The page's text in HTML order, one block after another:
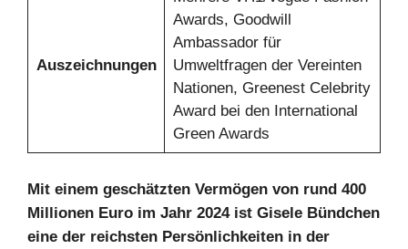
Auszeichnungen
Awards, Goodwill
Ambassador für
Umweltfragen der Vereinten
Nationen, Greenest Celebrity
Award bei den International
Green Awards
Mit einem geschätzten Vermögen von rund 400
Millionen Euro im Jahr 2024 ist Gisele Bündchen
eine der reichsten Persönlichkeiten in der